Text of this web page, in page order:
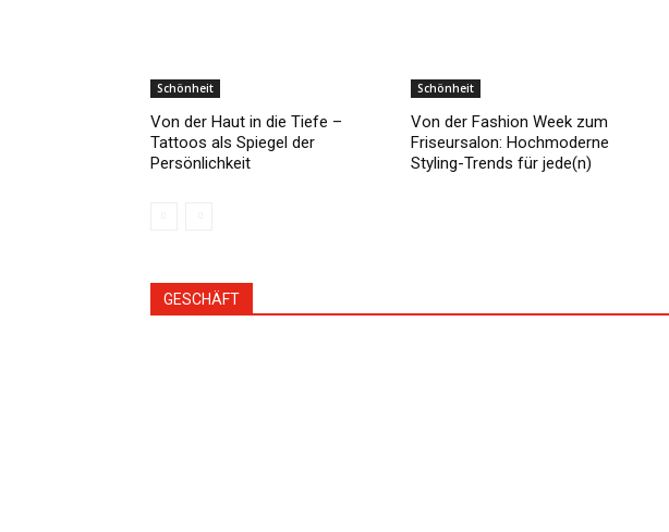
Schönheit
Von der Haut in die Tiefe –
Tattoos als Spiegel der
Persönlichkeit
Schönheit
Von der Fashion Week zum
Friseursalon: Hochmoderne
Styling-Trends für jede(n)
GESCHÄFT